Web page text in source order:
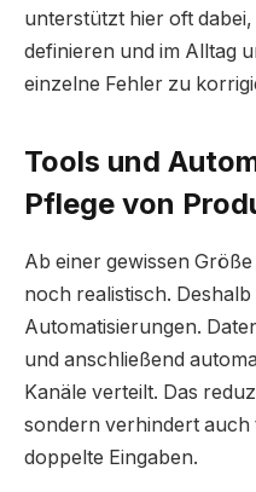
unterstützt hier oft
definieren und im Alltag
einzelne Fehler zu
Tools und
Pflege von
Ab einer gewissen
noch realistisch.
Automatisierungen.
und anschließend
Kanäle verteilt. Das
sondern verhindert
doppelte Eingaben.